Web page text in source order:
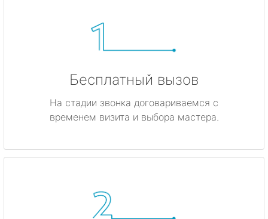
Бесплатный вызов
На стадии звонка договариваемся с
временем визита и выбора мастера.